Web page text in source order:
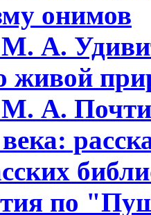
онимов
А.
живой
А. Почти
по